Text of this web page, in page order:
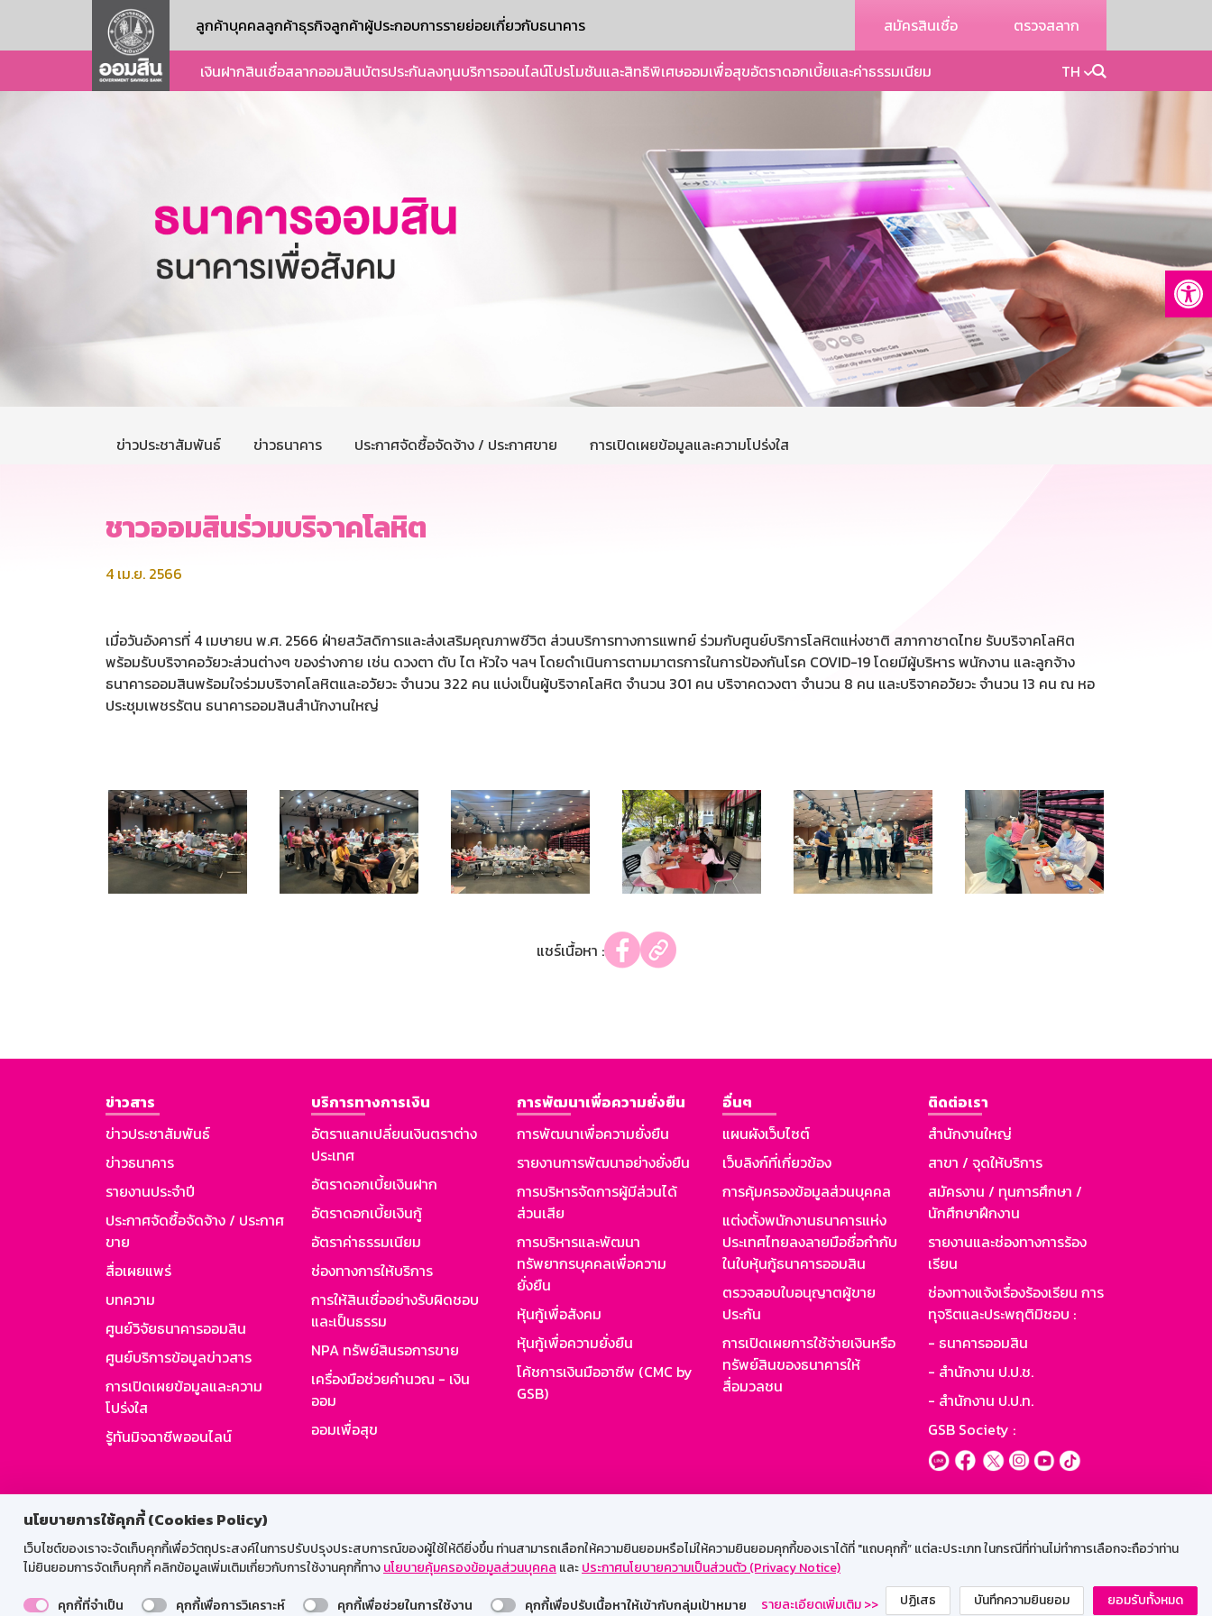
นโยบายการใช้คุกกี้ (Cookies Policy)
เว็บไซต์ของเราจะจัดเก็บคุกกี้เพื่อวัตถุประสงค์ในการปรับปรุงประสบการณ์ของผู้ใช้ให้ดียิ่งขึ้น ท่านสามารถเลือกให้ความยินยอมหรือไม่ให้ความยินยอมคุกกี้ของเราได้ที่ "แถบคุกกี้” แต่ละประเภท ในกรณีที่ท่านไม่ทำการเลือกจะถือว่าท่าน
ไม่ยินยอมการจัดเก็บคุกกี้ คลิกข้อมูลเพิ่มเติมเกี่ยวกับการใช้งานคุกกี้ทางนโยบายคุ้มครองข้อมูลส่วนบุคคล และประกาศนโยบายความเป็นส่วนตัว (Privacy Notice)
คุกกี้ที่จำเป็น
คุกกี้เพื่อการวิเคราะห์ คุกกี้เพื่อช่วยในการใช้งาน คุกกี้เพื่อปรับเนื้อหาให้เข้ากับกลุ่มเป้าหมาย รายละเอียดเพิ่มเติม >> ปฏิเสธ บันทึกความยินยอม ยอมรับทั้งหมด
ลูกค้าบุคคลลูกค้าธุรกิจลูกค้าผู้ประกอบการรายย่อยเกี่ยวกับธนาคาร สมัครสินเชื่อ ตรวจสลาก
เงินฝากสินเชื่อสลากออมสินบัตรประกันลงทุนบริการออนไลน์โปรโมชันและสิทธิพิเศษออมเพื่อสุขอัตราดอกเบี้ยและค่าธรรมเนียม TH
ข่าวประชาสัมพันธ์ ข่าวธนาคาร ประกาศจัดซื้อจัดจ้าง / ประกาศขาย การเปิดเผยข้อมูลและความโปร่งใส
ชาวออมสินร่วมบริจาคโลหิต
4 เม.ย. 2566
เมื่อวันอังคารที่ 4 เมษายน พ.ศ. 2566 ฝ่ายสวัสดิการและส่งเสริมคุณภาพชีวิต ส่วนบริการทางการแพทย์ ร่วมกับศูนย์บริการโลหิตแห่งชาติ สภากาชาดไทย รับบริจาคโลหิต
พร้อมรับบริจาคอวัยวะส่วนต่างๆ ของร่างกาย เช่น ดวงตา ตับ ไต หัวใจ ฯลฯ โดยดำเนินการตามมาตรการในการป้องกันโรค COVID-19 โดยมีผู้บริหาร พนักงาน และลูกจ้าง
ธนาคารออมสินพร้อมใจร่วมบริจาคโลหิตและอวัยวะ จำนวน 322 คน แบ่งเป็นผู้บริจาคโลหิต จำนวน 301 คน บริจาคดวงตา จำนวน 8 คน และบริจาคอวัยวะ จำนวน 13 คน ณ หอ
ประชุมเพชรรัตน ธนาคารออมสินสำนักงานใหญ่
แชร์เนื้อหา :
ข่าวสาร
ข่าวประชาสัมพันธ์
ข่าวธนาคาร
รายงานประจำปี
ประกาศจัดซื้อจัดจ้าง / ประกาศ
ขาย
สื่อเผยแพร่
บทความ
ศูนย์วิจัยธนาคารออมสิน
ศูนย์บริการข้อมูลข่าวสาร
การเปิดเผยข้อมูลและความ
โปร่งใส
รู้ทันมิจฉาชีพออนไลน์
บริการทางการเงิน
อัตราแลกเปลี่ยนเงินตราต่าง
ประเทศ
อัตราดอกเบี้ยเงินฝาก
อัตราดอกเบี้ยเงินกู้
อัตราค่าธรรมเนียม
ช่องทางการให้บริการ
การให้สินเชื่ออย่างรับผิดชอบ
และเป็นธรรม
NPA ทรัพย์สินรอการขาย
เครื่องมือช่วยคำนวณ - เงิน
ออม
ออมเพื่อสุข
การพัฒนาเพื่อความยั่งยืน
การพัฒนาเพื่อความยั่งยืน
รายงานการพัฒนาอย่างยั่งยืน
การบริหารจัดการผู้มีส่วนได้
ส่วนเสีย
การบริหารและพัฒนา
ทรัพยากรบุคคลเพื่อความ
ยั่งยืน
หุ้นกู้เพื่อสังคม
หุ้นกู้เพื่อความยั่งยืน
โค้ชการเงินมืออาชีพ (CMC by
GSB)
อื่นๆ
แผนผังเว็บไซต์
เว็บลิงก์ที่เกี่ยวข้อง
การคุ้มครองข้อมูลส่วนบุคคล
แต่งตั้งพนักงานธนาคารแห่ง
ประเทศไทยลงลายมือชื่อกำกับ
ในใบหุ้นกู้ธนาคารออมสิน
ตรวจสอบใบอนุญาตผู้ขาย
ประกัน
การเปิดเผยการใช้จ่ายเงินหรือ
ทรัพย์สินของธนาคารให้
สื่อมวลชน
ติดต่อเรา
สำนักงานใหญ่
สาขา / จุดให้บริการ
สมัครงาน / ทุนการศึกษา /
นักศึกษาฝึกงาน
รายงานและช่องทางการร้อง
เรียน
ช่องทางแจ้งเรื่องร้องเรียน การ
ทุจริตและประพฤติมิชอบ :
- ธนาคารออมสิน
- สำนักงาน ป.ป.ช.
- สำนักงาน ป.ป.ท.
GSB Society :
รองรับการใช้งานได้ดีบนเว็บบราวเซอร์